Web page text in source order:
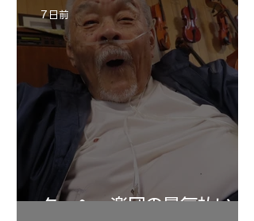
ターヘー楽団の暑気払い
7 日前